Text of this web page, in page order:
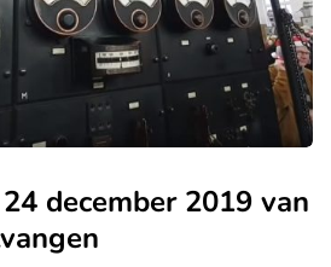
december 2019 van